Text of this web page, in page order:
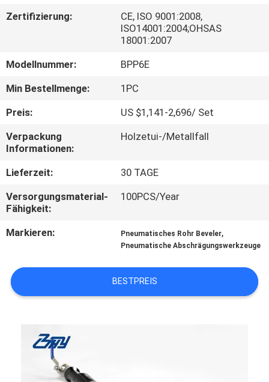
AUSFLUG
QUALITÄTSKONTROLLE
SEITENVERZEICHNIS
DATENSCHUTZ-
Zertifizierung:
CE, ISO 9001:2008,
ISO14001:2004;OHSAS
18001:2007
Modellnummer:
BPP6E
Min Bestellmenge:
1PC
Preis:
US $1,141-2,696/ Set
Verpackung
Informationen:
Holzetui-/Metallfall
Lieferzeit:
30 TAGE
Versorgungsmaterial-
Fähigkeit:
100PCS/Year
Markieren: Pneumatisches Rohr Beveler,
Pneumatische Abschrägungswerkzeuge
BESTPREIS